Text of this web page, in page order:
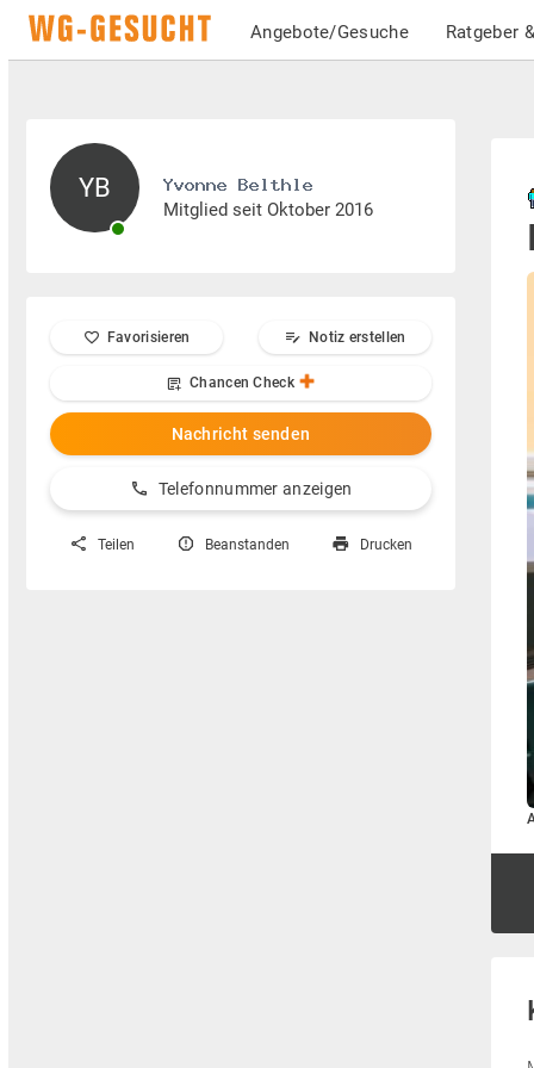
Angebote/Gesuche Ratgeber
YB
Mitglied seit Oktober 2016
Favorisieren Notiz erstellen
Chancen Check
Nachricht senden
Telefonnummer anzeigen
Teilen Beanstanden Drucken